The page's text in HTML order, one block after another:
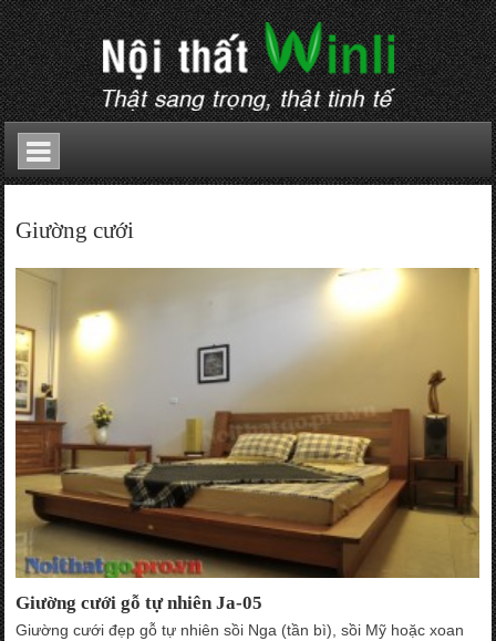
Giường cưới
Giường cưới gỗ tự nhiên Ja-05
Giường cưới đẹp gỗ tự nhiên sồi Nga (tần bì), sồi Mỹ hoặc xoan